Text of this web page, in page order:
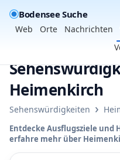
Bodensee Suche
Web Orte Nachrichten
Heimenkirch
Sehenswürdigkeiten ›
Entdecke Ausflugsziele und
erfahre mehr über